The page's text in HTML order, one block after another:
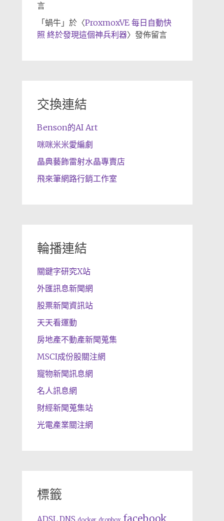
言
「 蝸牛」於〈ProxmoxVE 每日自動快
照 終於發現這個神兵利器〉發佈留言
交換連結
Benson的AI Art
咪咪米米愛編劇
晶典藝飾雷射水晶專賣店
飛來筆網路行銷工作室
輪播連結
關鍵字研究X站
外匯訊息新聞網
股票新聞資訊站
天天看運動
房地產不動產新聞蒐集
MSCI成份股關注網
寵物新聞訊息網
名人訊息網
財經新聞蒐集站
光電產業關注網
標籤
facebook